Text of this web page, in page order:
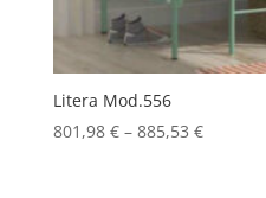
Litera Mod.556
801,98 €– 885,53 €